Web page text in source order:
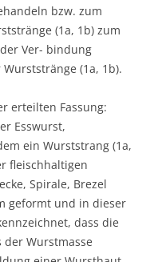
bzw. zum
(1a, 1b) zum
Ver- bindung
(1a, 1b).
erteilten Fassung:
Esswurst,
ein Wurststrang (1a,
fleischhaltigen
Spirale, Brezel
geformt und in dieser
dass die
Wurstmasse